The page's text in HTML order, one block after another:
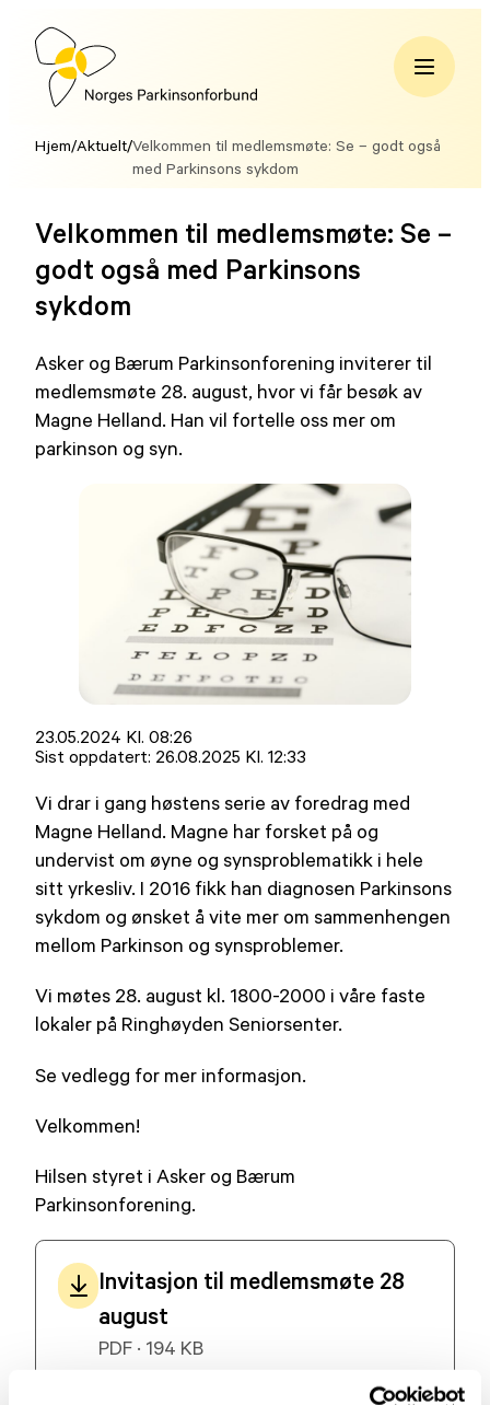
Hopp
innholdNorges
Hjem/Aktuelt/Velkommen til medlemsmøte: Se – godt også
med Parkinsons sykdom
Velkommen til medlemsmøte: Se –
godt også med Parkinsons
sykdom
Asker og Bærum Parkinsonforening inviterer til
medlemsmøte 28. august, hvor vi får besøk av
Magne Helland. Han vil fortelle oss mer om
parkinson og syn.
Lagt
ut
23.05.2024 Kl. 08:26
Sist oppdatert: 26.08.2025 Kl. 12:33
Vi drar i gang høstens serie av foredrag med
Magne Helland. Magne har forsket på og
undervist om øyne og synsproblematikk i hele
sitt yrkesliv. I 2016 fikk han diagnosen Parkinsons
sykdom og ønsket å vite mer om sammenhengen
mellom Parkinson og synsproblemer.
Vi møtes 28. august kl. 1800-2000 i våre faste
lokaler på Ringhøyden Seniorsenter.
Se vedlegg for mer informasjon.
Velkommen!
Hilsen styret i Asker og Bærum
Parkinsonforening.
Invitasjon til medlemsmøte 28
august
PDF · 194 KB